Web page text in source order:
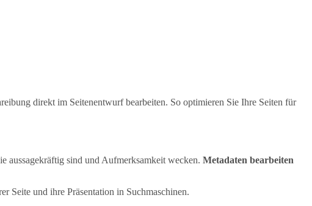
direkt im Seitenentwurf bearbeiten. So optimieren Sie Ihre Seiten für
aussagekräftig sind und Aufmerksamkeit wecken. Metadaten bearbeiten
Seite und ihre Präsentation in Suchmaschinen.